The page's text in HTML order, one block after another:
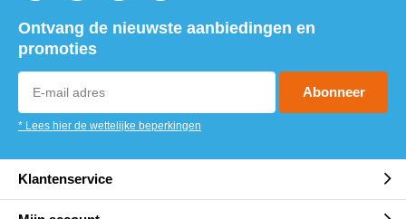
Ontvang de nieuwste aanbiedingen en
promoties
Abonneer
* Lees hier de wettelijke beperkingen
Klantenservice